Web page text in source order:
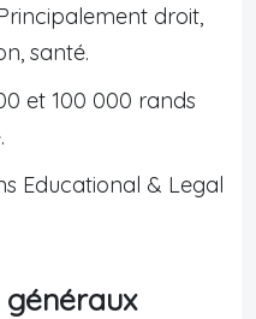
droit,
santé.
et 100 000 rands
Educational & Legal
généraux